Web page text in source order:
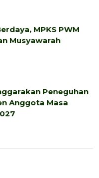
MPKS PWM
Musyawarah
Peneguhan
Anggota Masa